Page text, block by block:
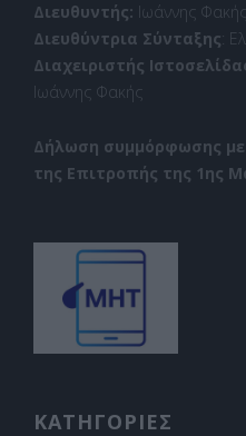
Διευθυντής: Ιωάννης Φακής
Διευθύντρια Σύνταξης:
Διαχειριστής
Ιωάννης Φακής
Δήλωση συμμόρφωσης με
της Επιτροπής της 1ης
ΚΑΤΗΓΟΡΙΕΣ